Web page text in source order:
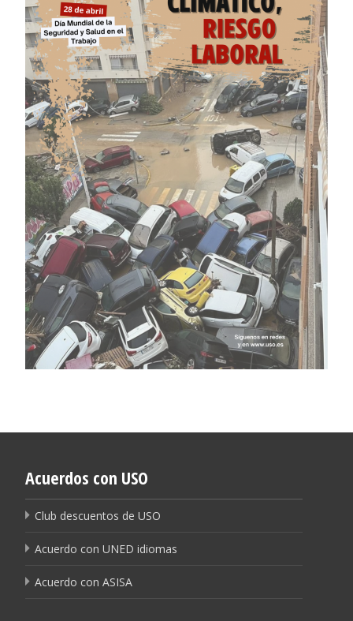
Acuerdos con USO
Club descuentos de USO
Acuerdo con UNED idiomas
Acuerdo con ASISA